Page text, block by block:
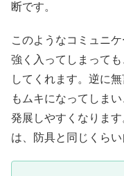
断です。
このようなコミュニ
強く入ってしまって
してくれます。逆に
もムキになってしま
発展しやすくなりま
は、防具と同じくら